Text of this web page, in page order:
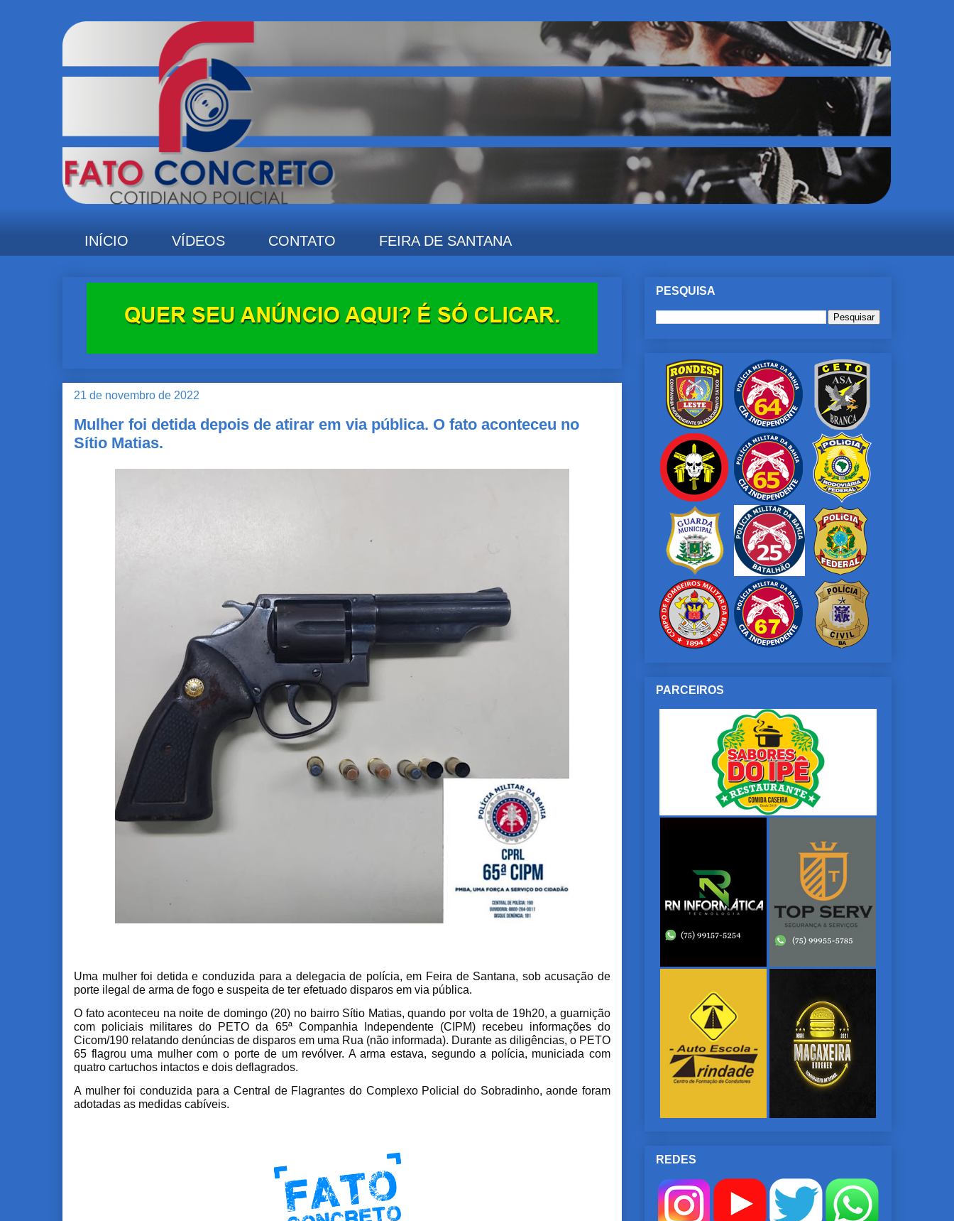
INÍCIO VÍDEOS CONTATO FEIRA DE SANTANA
21 de novembro de 2022
Mulher foi detida depois de atirar em via pública. O fato aconteceu no
Sítio Matias.
Uma mulher foi detida e conduzida para a delegacia de polícia, em Feira de Santana, sob acusação de
porte ilegal de arma de fogo e suspeita de ter efetuado disparos em via pública.
O fato aconteceu na noite de domingo (20) no bairro Sítio Matias, quando por volta de 19h20, a guarnição
com policiais militares do PETO da 65ª Companhia Independente (CIPM) recebeu informações do
Cicom/190 relatando denúncias de disparos em uma Rua (não informada). Durante as diligências, o PETO
65 flagrou uma mulher com o porte de um revólver. A arma estava, segundo a polícia, municiada com
quatro cartuchos intactos e dois deflagrados.
A mulher foi conduzida para a Central de Flagrantes do Complexo Policial do Sobradinho, aonde foram
adotadas as medidas cabíveis.
PESQUISA
PARCEIROS
REDES